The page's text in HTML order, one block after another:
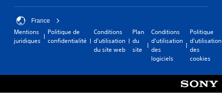
France
Mentions
juridiques
Politique de
confidentialité
Conditions
d'utilisation
du site web
Plan
du
site
Conditions
d'utilisation
des
logiciels
Politique
d'utilisation
des
cookies